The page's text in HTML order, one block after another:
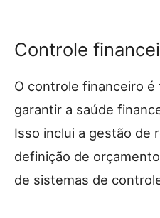
Controle
O controle financeiro é
garantir a saúde
Isso inclui a gestão de
definição de
de sistemas de